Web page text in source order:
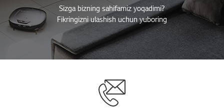
Sizga bizning sahifamiz yoqadimi?
Fikringizni ulashish uchun yuboring